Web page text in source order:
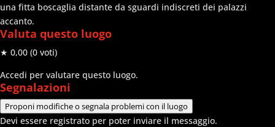
una fitta boscaglia distante da sguardi indiscreti dei palazzi
accanto.
Valuta questo luogo
★ 0,00 (0 voti)
Accedi per valutare questo luogo.
Segnalazioni
Proponi modifiche o segnala problemi con il luogo
Devi essere registrato per poter inviare il messaggio.